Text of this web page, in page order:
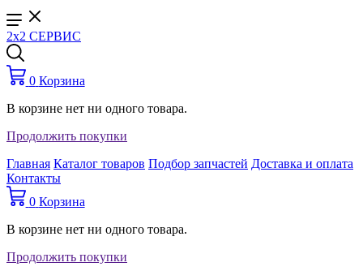
2x2 СЕРВИС
0 Корзина
В корзине нет ни одного товара.
Продолжить покупки
Главная Каталог товаров Подбор запчастей Доставка и оплата
Контакты
0 Корзина
В корзине нет ни одного товара.
Продолжить покупки